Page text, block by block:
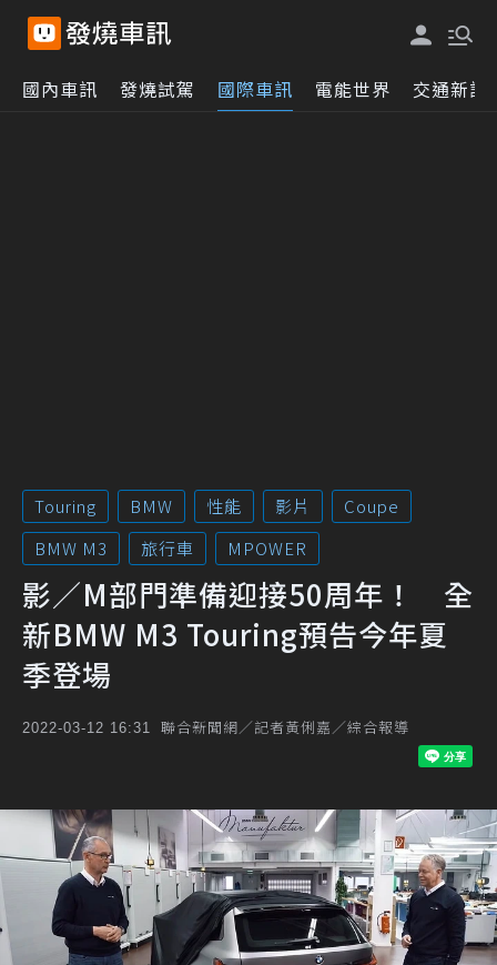
國內車訊 發燒試駕 國際車訊 電能世界 交通新訊
Touring BMW 性能 影片
Coupe
BMW M3
旅行車 MPOWER
影／M部門準備迎接50周年！ 全
新BMW M3 Touring預告今年夏
季登場
2022-03-12 16:31 聯合新聞網／記者黃俐嘉／綜合報導